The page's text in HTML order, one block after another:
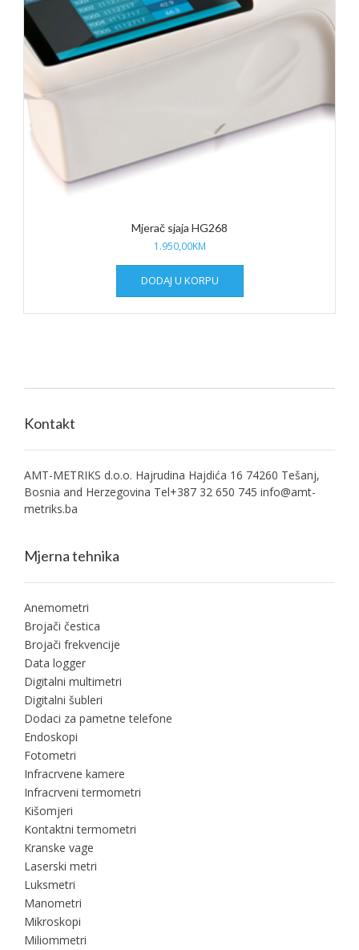
Mjerač sjaja HG268
1.950,00KM
DODAJ U KORPU
Kontakt
AMT-METRIKS d.o.o. Hajrudina Hajdića 16 74260 Tešanj,
Bosnia and Herzegovina Tel+387 32 650 745 info@amt-
metriks.ba
Mjerna tehnika
Anemometri
Brojači čestica
Brojači frekvencije
Data logger
Digitalni multimetri
Digitalni šubleri
Dodaci za pametne telefone
Endoskopi
Fotometri
Infracrvene kamere
Infracrveni termometri
Kišomjeri
Kontaktni termometri
Kranske vage
Laserski metri
Luksmetri
Manometri
Mikroskopi
Miliommetri